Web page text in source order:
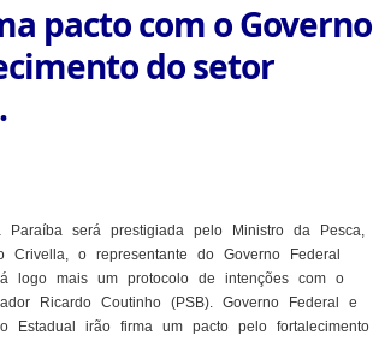
pacto com o Governo
do setor
Paraíba será prestigiada pelo Ministro da Pesca,
Crivella, o representante do Governo Federal
logo mais um protocolo de intenções com o
Ricardo Coutinho (PSB). Governo Federal e
Estadual irão firma um pacto pelo fortalecimento